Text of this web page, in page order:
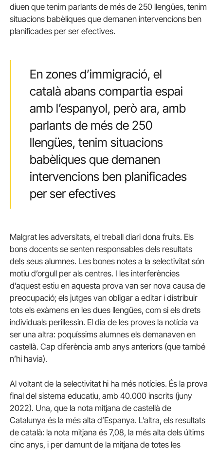
diuen que tenim parlants de més de 250 llengües, tenim
situacions babèliques que demanen intervencions ben
planificades per ser efectives.
En zones d’immigració, el
català abans compartia espai
amb l’espanyol, però ara, amb
parlants de més de 250
llengües, tenim situacions
babèliques que demanen
intervencions ben planificades
per ser efectives
Malgrat les adversitats, el treball diari dona fruits. Els
bons docents se senten responsables dels resultats
dels seus alumnes. Les bones notes a la selectivitat són
motiu d’orgull per als centres. I les interferències
d’aquest estiu en aquesta prova van ser nova causa de
preocupació; els jutges van obligar a editar i distribuir
tots els exàmens en les dues llengües, com si els drets
individuals perillessin. El dia de les proves la notícia va
ser una altra: poquíssims alumnes els demanaven en
castellà. Cap diferència amb anys anteriors (que també
n’hi havia).
Al voltant de la selectivitat hi ha més notícies. És la prova
final del sistema educatiu, amb 40.000 inscrits (juny
2022). Una, que la nota mitjana de castellà de
Catalunya és la més alta d’Espanya. L’altra, els resultats
de català: la nota mitjana és 7,08, la més alta dels últims
cinc anys, i per damunt de la mitjana de totes les